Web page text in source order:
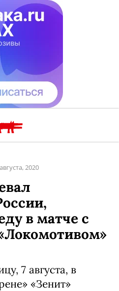
2020
в матче с
7 августа, в
«Зенит»